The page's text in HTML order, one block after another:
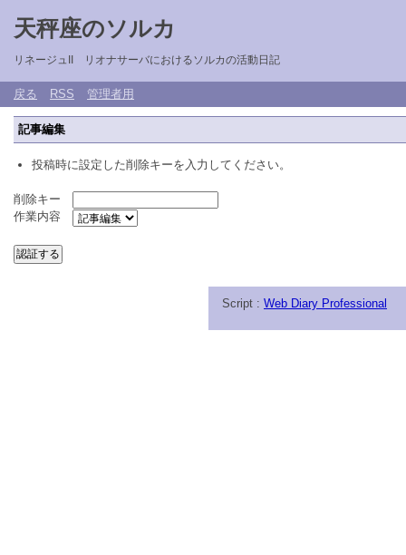
天秤座のソルカ
リネージュII リオナサーバにおけるソルカの活動日記
戻る RSS 管理者用
記事編集
投稿時に設定した削除キーを入力してください。
削除キー
作業内容
Script : Web Diary Professional